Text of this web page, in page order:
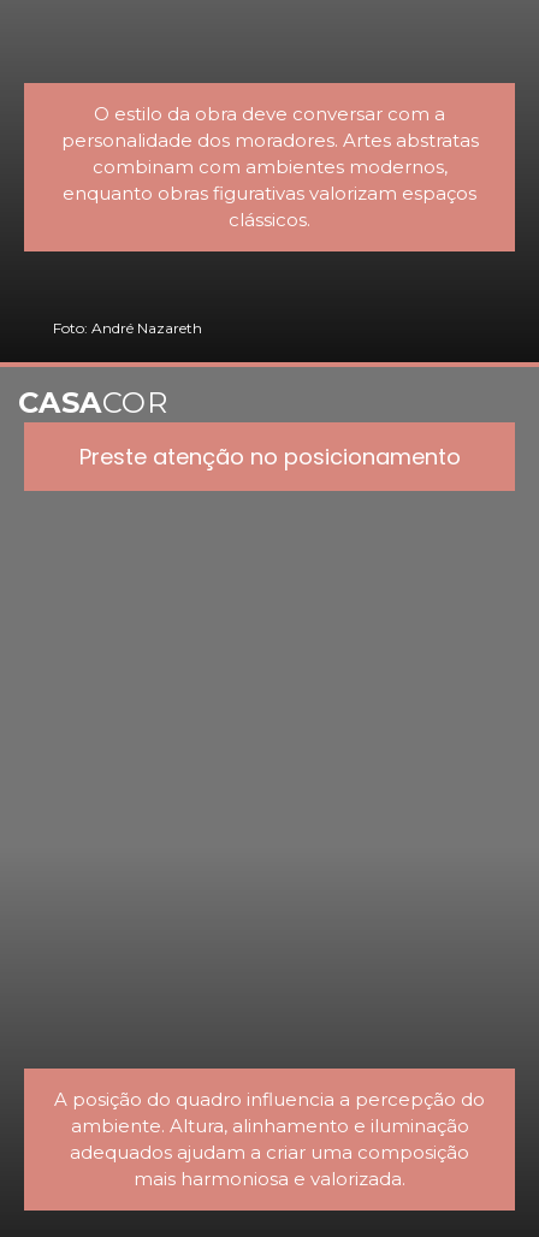
O estilo da obra deve conversar com a
personalidade dos moradores. Artes abstratas
combinam com ambientes modernos,
enquanto obras figurativas valorizam espaços
clássicos.
Foto: André Nazareth
A posição do quadro influencia a percepção do
ambiente. Altura, alinhamento e iluminação
adequados ajudam a criar uma composição
mais harmoniosa e valorizada.
Preste atenção no posicionamento
CASACOR